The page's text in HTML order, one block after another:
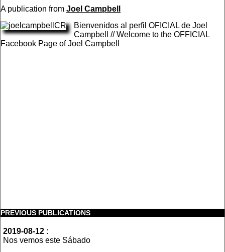
A publication from Joel Campbell
Bienvenidos al perfil OFICIAL de Joel
Campbell // Welcome to the OFFICIAL
Facebook Page of Joel Campbell
PREVIOUS PUBLICATIONS
2019-08-12 :
Nos vemos este Sábado